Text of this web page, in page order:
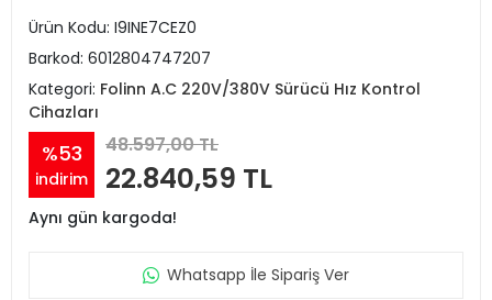
Ürün Kodu: I9INE7CEZ0
Barkod: 6012804747207
Kategori: Folinn A.C 220V/380V Sürücü Hız Kontrol
Cihazları
%53
indirim
48.597,00 TL
22.840,59 TL
Aynı gün kargoda!
Whatsapp İle Sipariş Ver